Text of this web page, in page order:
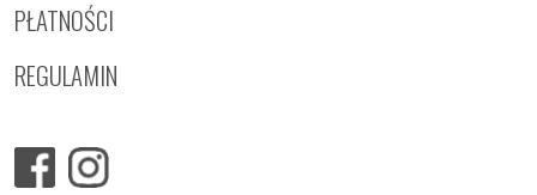
PŁATNOŚCI
REGULAMIN